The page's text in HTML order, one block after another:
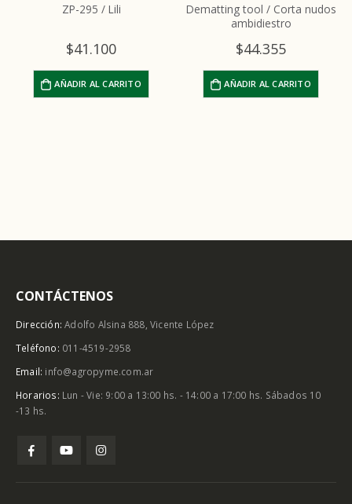
ZP-295 / Lili
$41.100
AÑADIR AL CARRITO
Dematting tool / Corta nudos
ambidiestro
$44.355
AÑADIR AL CARRITO
CONTÁCTENOS
Dirección: Adolfo Alsina 888, Vicente López
Teléfono: 011-4519-2958
Email: info@agropyme.com.ar
Horarios: Lun - Vie: 9:00 a 13:00 hs. - 14:00 a 17:00 hs. Sábados 10
-13 hs.